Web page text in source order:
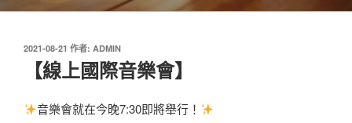
發
2021-08-21 作者: ADMIN
【線上國際音樂會】
音樂會就在今晚7:30即將舉行！